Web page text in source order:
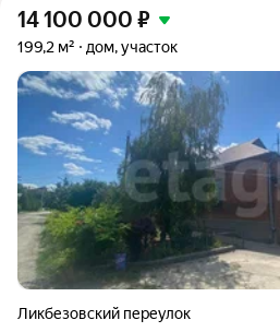
14 100 000 ₽
199,2 м² дом, участок
Ликбезовский переулок